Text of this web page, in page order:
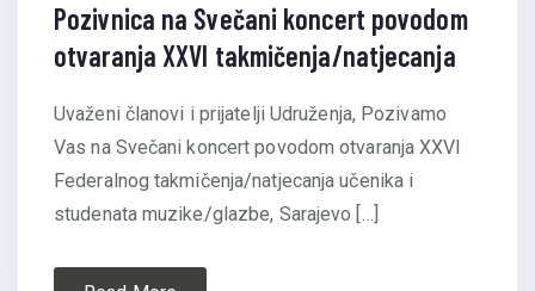
Pozivnica na Svečani koncert povodom
otvaranja XXVI takmičenja/natjecanja
Uvaženi članovi i prijatelji Udruženja, Pozivamo
Vas na Svečani koncert povodom otvaranja XXVI
Federalnog takmičenja/natjecanja učenika i
studenata muzike/glazbe, Sarajevo […]